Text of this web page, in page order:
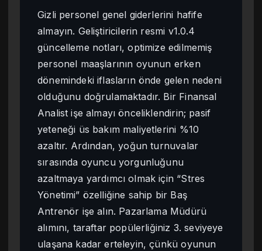
Gizli personel genel giderlerini hafife
almayın. Geliştiricilerin resmi v1.0.4
güncelleme notları, optimize edilmemiş
personel maaşlarının oyunun erken
dönemindeki iflasların önde gelen nedeni
olduğunu doğrulamaktadır. Bir Finansal
Analist işe almayı önceliklendirin; pasif
yeteneği üs bakım maliyetlerini %10
azaltır. Ardından, yoğun turnuvalar
sırasında oyuncu yorgunluğunu
azaltmaya yardımcı olmak için “Stres
Yönetimi” özelliğine sahip bir Baş
Antrenör işe alın. Pazarlama Müdürü
alımını, taraftar popülerliğiniz 3. seviyeye
ulaşana kadar erteleyin, çünkü oyunun